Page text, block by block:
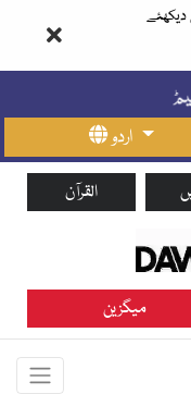
اردو
القرآن
میگزین